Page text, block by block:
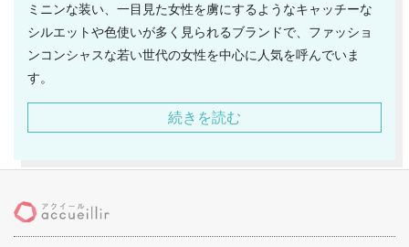
ミニンな装い、一目見た女性を虜にするようなキャッチーな
シルエットや色使いが多く見られるブランドで、ファッショ
ンコンシャスな若い世代の女性を中心に人気を呼んでいま
す。
そんなイブルース（iBlues）のはじまりは以外と古い1975
として誕生し、マックス・マーラ（Max Mara）の代名詞と
イテムなどを展開しはじめたのがはじまりです。
現在はトータルコーディネートの可能なさまざまなアイテム
続きを読む